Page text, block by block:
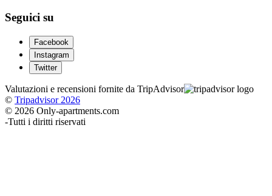
Seguici su
Facebook
Instagram
Twitter
Valutazioni e recensioni fornite da TripAdvisor
© Tripadvisor 2026
© 2026 Only-apartments.com
-Tutti i diritti riservati